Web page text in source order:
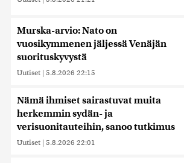
Murska-arvio: Nato on
vuosikymmenen jäljessä Venäjän
suorituskyvystä
Uutiset | 5.8.2026 22:15
Nämä ihmiset sairastuvat muita
herkemmin sydän- ja
verisuonitauteihin, sanoo tutkimus
Uutiset | 5.8.2026 22:01